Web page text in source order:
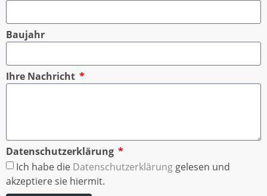
Baujahr
Ihre Nachricht
Datenschutzerklärung
Ich habe die Datenschutzerklärung gelesen und
akzeptiere sie hiermit.